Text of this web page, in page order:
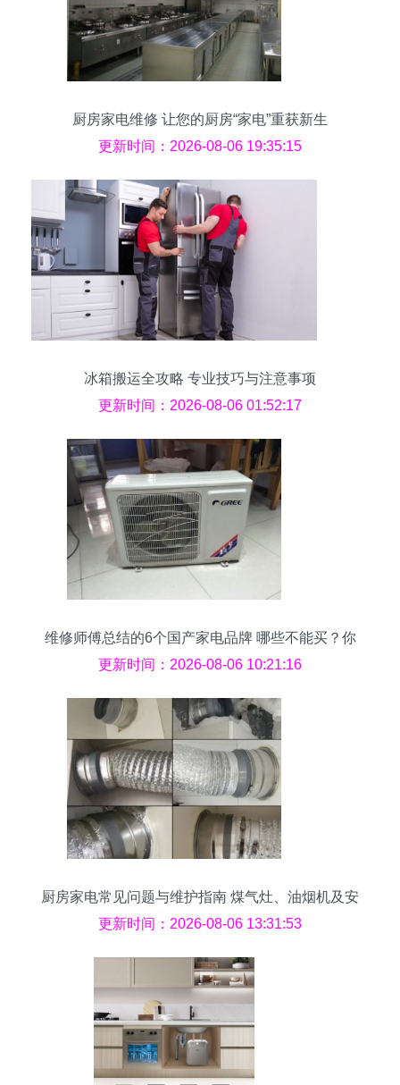
厨房家电维修 让您的厨房“家电”重获新生
更新时间：2026-08-06 19:35:15
冰箱搬运全攻略 专业技巧与注意事项
更新时间：2026-08-06 01:52:17
维修师傅总结的6个国产家电品牌 哪些不能买？你
买对了吗？（冰箱篇）
更新时间：2026-08-06 10:21:16
厨房家电常见问题与维护指南 煤气灶、油烟机及安
装升级全解析
更新时间：2026-08-06 13:31:53